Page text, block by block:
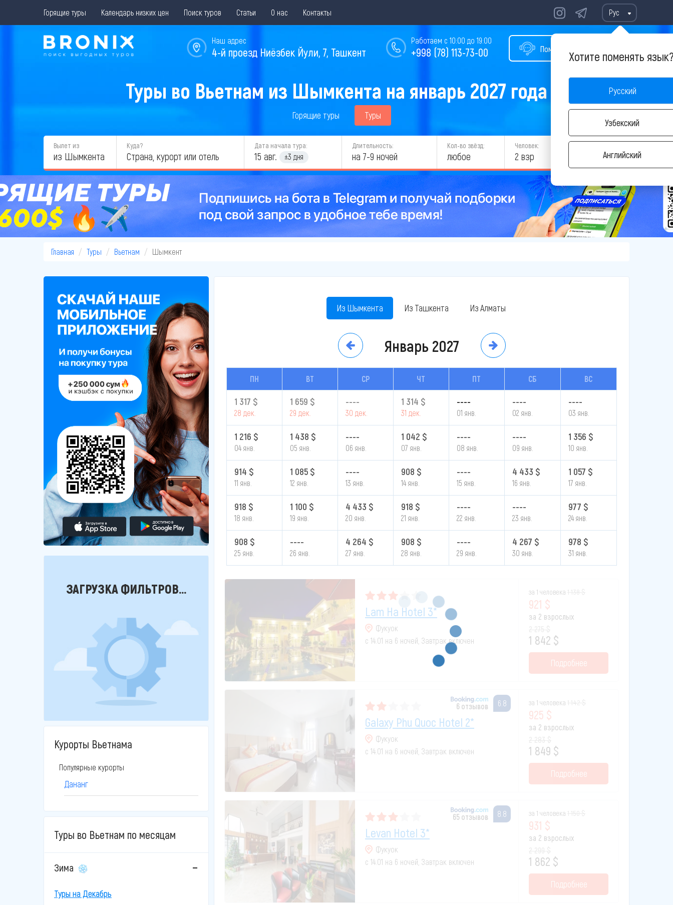
Горящие туры Календарь низких цен Поиск туров Статьи О нас Контакты Рус
Хотите поменять
Русский
Узбекский
Английский
Помощь в подборе тура
Работаем с 10:00 до 19:00
+998 (78) 113-73-00
Наш адрес
4-й проезд Ниёзбек Йули, 7, Ташкент
Туры во Вьетнам из Шымкента на январь 2027 года
Горящие туры Туры
Вылет из
из Шымкента
Куда? Дата начала тура:
15 авг. ±3 дня
Длительность:
на 7-9 ночей
Кол-во звёзд:
любое
Человек:
2 взр НАЙТИ
Главная Туры Вьетнам Шымкент
ЗАГРУЗКА ФИЛЬТРОВ...
Курорты Вьетнама
Популярные курорты
Дананг
Туры во Вьетнам по месяцам
Зима
Туры на Декабрь
Из Шымкента Из Ташкента Из Алматы
Январь 2027
ПН ВТ СР ЧТ ПТ СБ ВС
1 317 $
28 дек.
1 659 $
29 дек.
----
30 дек.
1 314 $
31 дек.
----
01 янв.
----
02 янв.
----
03 янв.
1 216 $
04 янв.
1 438 $
05 янв.
----
06 янв.
1 042 $
07 янв.
----
08 янв.
----
09 янв.
1 356 $
10 янв.
914 $
11 янв.
1 085 $
12 янв.
----
13 янв.
908 $
14 янв.
----
15 янв.
4 433 $
16 янв.
1 057 $
17 янв.
918 $
18 янв.
1 100 $
19 янв.
4 433 $
20 янв.
918 $
21 янв.
----
22 янв.
----
23 янв.
977 $
24 янв.
908 $
25 янв.
----
26 янв.
4 264 $
27 янв.
908 $
28 янв.
----
29 янв.
4 267 $
30 янв.
978 $
31 янв.
Lam Ha Hotel 3*
Фукуок
с 14.01 на 6 ночей, Завтрак включен
за 1 человека
921 $
за 2 взрослых
1 842 $
Подробнее
6 отзывов 6.8
Galaxy Phu Quoc Hotel 2*
Фукуок
с 14.01 на 6 ночей, Завтрак включен
за 1 человека
925 $
за 2 взрослых
1 849 $
Подробнее
65 отзывов 8.8
Levan Hotel 3*
Фукуок
с 14.01 на 6 ночей, Завтрак включен
за 1 человека
931 $
за 2 взрослых
1 862 $
Подробнее